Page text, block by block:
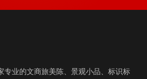
专业的文商旅美陈、景观小品、标识标